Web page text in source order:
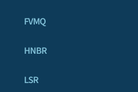
FVMQ
HNBR
LSR